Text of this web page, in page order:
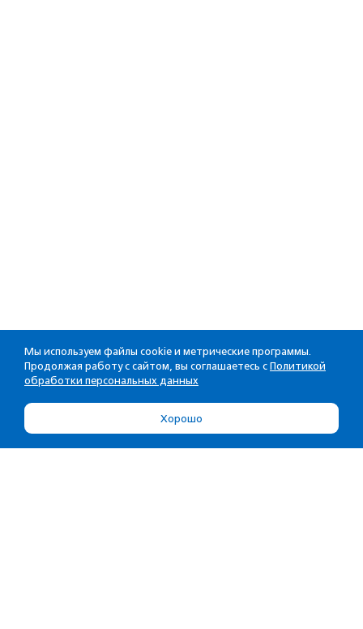
Мы используем файлы cookie и метрические программы.
Продолжая работу с сайтом, вы соглашаетесь с Политикой
обработки персональных данных
Хорошо